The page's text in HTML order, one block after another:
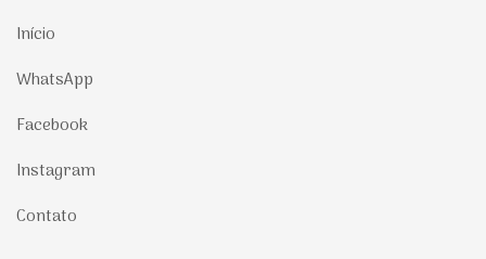
Início
WhatsApp
Facebook
Instagram
Contato